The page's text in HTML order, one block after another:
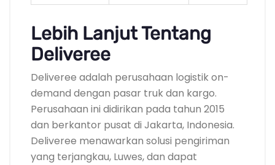
Lebih Lanjut Tentang
Deliveree
Deliveree adalah perusahaan logistik on-
demand dengan pasar truk dan kargo.
Perusahaan ini didirikan pada tahun 2015
dan berkantor pusat di Jakarta, Indonesia.
Deliveree menawarkan solusi pengiriman
yang terjangkau, Luwes, dan dapat